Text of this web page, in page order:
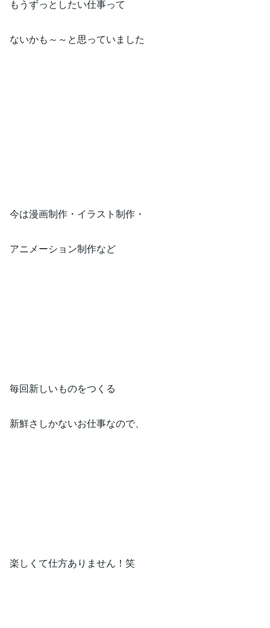
もうずっとしたい仕事って
ないかも～～と思っていました
今は漫画制作・イラスト制作・
アニメーション制作など
毎回新しいものをつくる
新鮮さしかないお仕事なので、
楽しくて仕方ありません！笑